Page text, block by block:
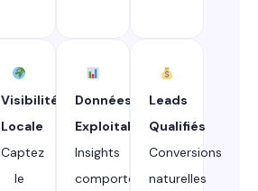
Visibilité
Locale
Captez
le
Données
Exploitables
Insights
comportementaux
Leads
Qualifiés
Conversions
naturelles